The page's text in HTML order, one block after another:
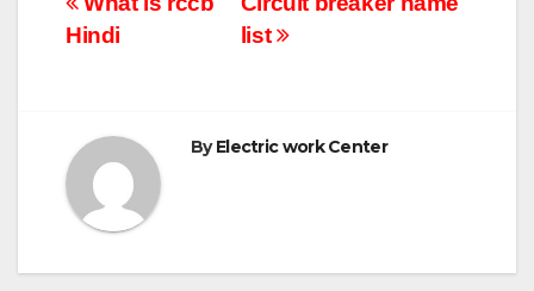
Post
list
Hindi
ByElectric work Center